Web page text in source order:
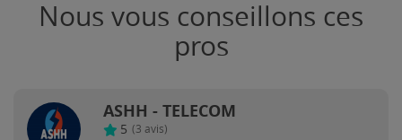
Nous vous conseillons ces
pros
ASHH - TELECOM
5 (3 avis)